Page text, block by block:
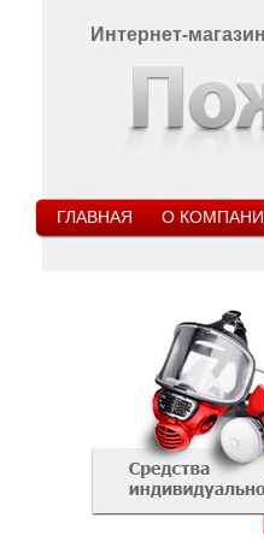
Интернет-магазин
ГЛАВНАЯ О